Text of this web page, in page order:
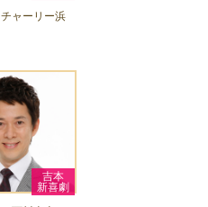
チャーリー浜
吉本
新喜劇